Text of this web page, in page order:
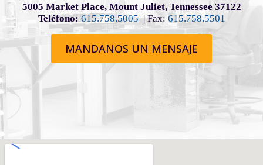
5005 Market Place, Mount Juliet, Tennessee 37122
Teléfono: 615.758.5005| Fax: 615.758.5501
MANDANOS UN MENSAJE